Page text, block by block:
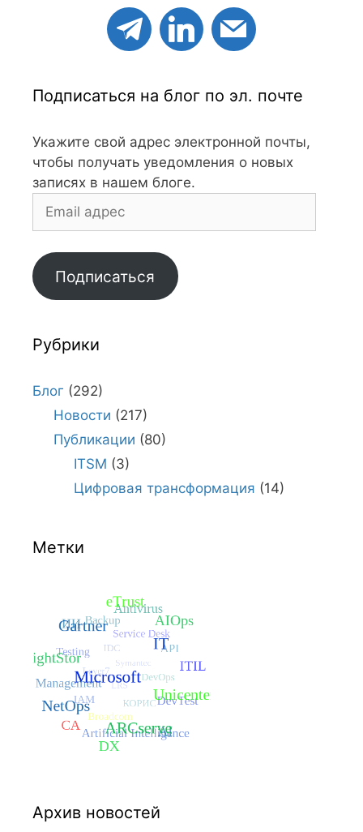
Подписаться на блог по эл. почте
Укажите свой адрес электронной почты,
чтобы получать уведомления о новых
записях в нашем блоге.
Email
Подписаться
Рубрики
Блог (292)
Новости (217)
Публикации (80)
ITSM (3)
Цифровая трансформация (14)
Метки
Архив новостей